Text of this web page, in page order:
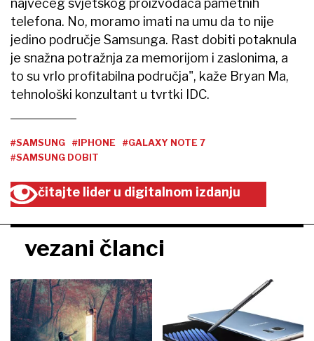
telefona. No, moramo imati na umu da to nije
jedino područje Samsunga. Rast dobiti potaknula
je snažna potražnja za memorijom i zaslonima, a
to su vrlo profitabilna područja", kaže Bryan Ma,
tehnološki konzultant u tvrtki IDC.
#SAMSUNG #IPHONE
#GALAXY NOTE 7
#SAMSUNG DOBIT
čitajte lider u digitalnom izdanju
vezani članci